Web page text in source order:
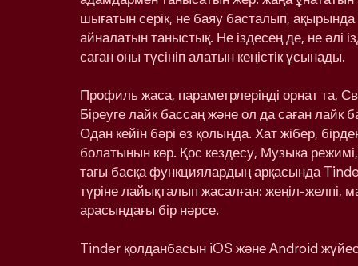
шығатын серік, не баяу басталып,
айналатын таныстық. Не іздесең де, не әлі
саған оны түсініп алатын кеңістік ұсынады.
Профиль жаса, параметрлеріңді орнат та,
Біреуге лайк бассаң және ол да саған лайк
Одан кейін бәрі өз қолыңда. Хат жібер,
болатынын көр. Қос кездесу, Музыка
тағы басқа функциялардың арқасында
түріне лайықталып жасалған: жеңіл-желпі,
арасындағы бір нәрсе.
Tinder қолданбасын iOS және Android